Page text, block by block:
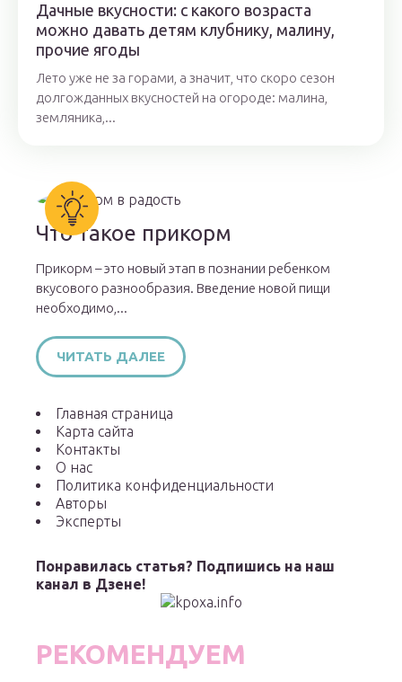
Дачные вкусности: с какого возраста
можно давать детям клубнику, малину,
прочие ягоды
Лето уже не за горами, а значит, что скоро сезон
долгожданных вкусностей на огороде: малина,
земляника,...
Что такое прикорм
Прикорм – это новый этап в познании ребенком
вкусового разнообразия. Введение новой пищи
необходимо,...
ЧИТАТЬ ДАЛЕЕ
Главная страница
Карта сайта
Контакты
О нас
Политика конфиденциальности
Авторы
Эксперты
Понравилась статья? Подпишись на наш
канал в Дзене!
РЕКОМЕНДУЕМ